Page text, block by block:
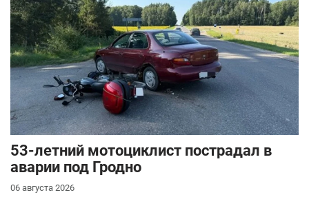
53-летний мотоциклист пострадал в
аварии под Гродно
06 августа 2026